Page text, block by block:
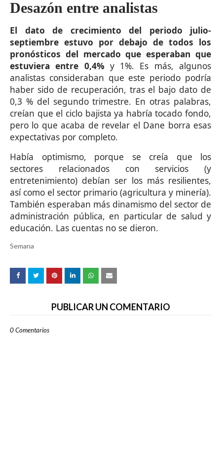
Desazón entre analistas
El dato de crecimiento del periodo julio-
septiembre estuvo por debajo de todos los
pronósticos del mercado que esperaban que
estuviera entre 0,4% y 1%. Es más, algunos
analistas consideraban que este periodo podría
haber sido de recuperación, tras el bajo dato de
0,3 % del segundo trimestre. En otras palabras,
creían que el ciclo bajista ya habría tocado fondo,
pero lo que acaba de revelar el Dane borra esas
expectativas por completo.
Había optimismo, porque se creía que los
sectores relacionados con servicios (y
entretenimiento) debían ser los más resilientes,
así como el sector primario (agricultura y minería).
También esperaban más dinamismo del sector de
administración pública, en particular de salud y
educación. Las cuentas no se dieron.
Semana
PUBLICAR UN COMENTARIO
0 Comentarios